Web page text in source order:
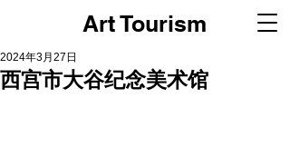
Art Tourism
西宫市大谷纪念美术馆
2024年3月27日